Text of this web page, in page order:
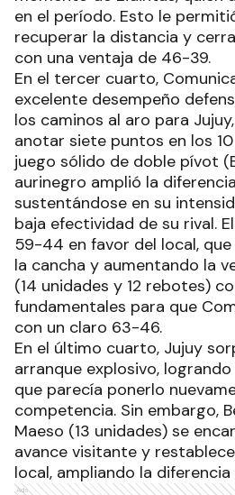
en el período. Esto le
recuperar la distancia y
con una ventaja de 46-39.
En el tercer cuarto,
excelente desempeño
los caminos al aro para
anotar siete puntos en los
juego sólido de doble pívot
aurinegro amplió la
sustentándose en su
baja efectividad de su rival.
59-44 en favor del local,
la cancha y aumentando la
(14 unidades y 12 rebotes)
fundamentales para que
con un claro 63-46.
En el último cuarto, Jujuy
arranque explosivo,
que parecía ponerlo
competencia. Sin embargo,
Maeso (13 unidades) se
avance visitante y
local, ampliando la diferencia
Ads